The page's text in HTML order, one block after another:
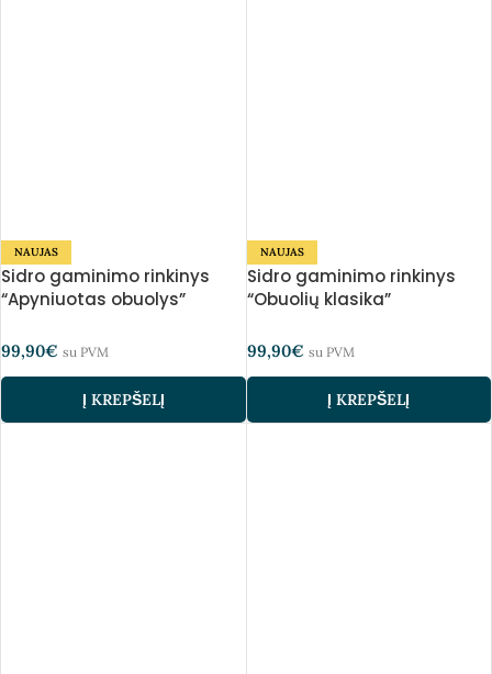
NAUJAS
Sidro gaminimo rinkinys
“Apyniuotas obuolys”
99,90€ su PVM
Į KREPŠELĮ
NAUJAS
Sidro gaminimo rinkinys
“Obuolių klasika”
99,90€ su PVM
Į KREPŠELĮ